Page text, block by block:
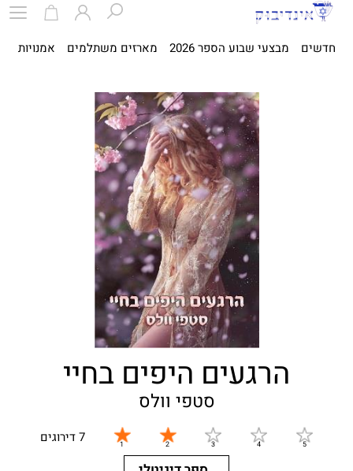
חדשים מבצעי שבוע הספר 2026 מארזים משתלמים אמנויות
הרגעים היפים בחיי
סטפי וולס
7 דירוגים